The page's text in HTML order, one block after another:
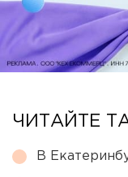
ЧИТАЙТЕ
В